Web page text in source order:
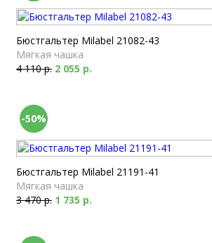
Бюстгальтер Milabel 21082-43
Мягкая чашка
4 110 р. 2 055 р.
-50%
Бюстгальтер Milabel 21191-41
Мягкая чашка
3 470 р. 1 735 р.